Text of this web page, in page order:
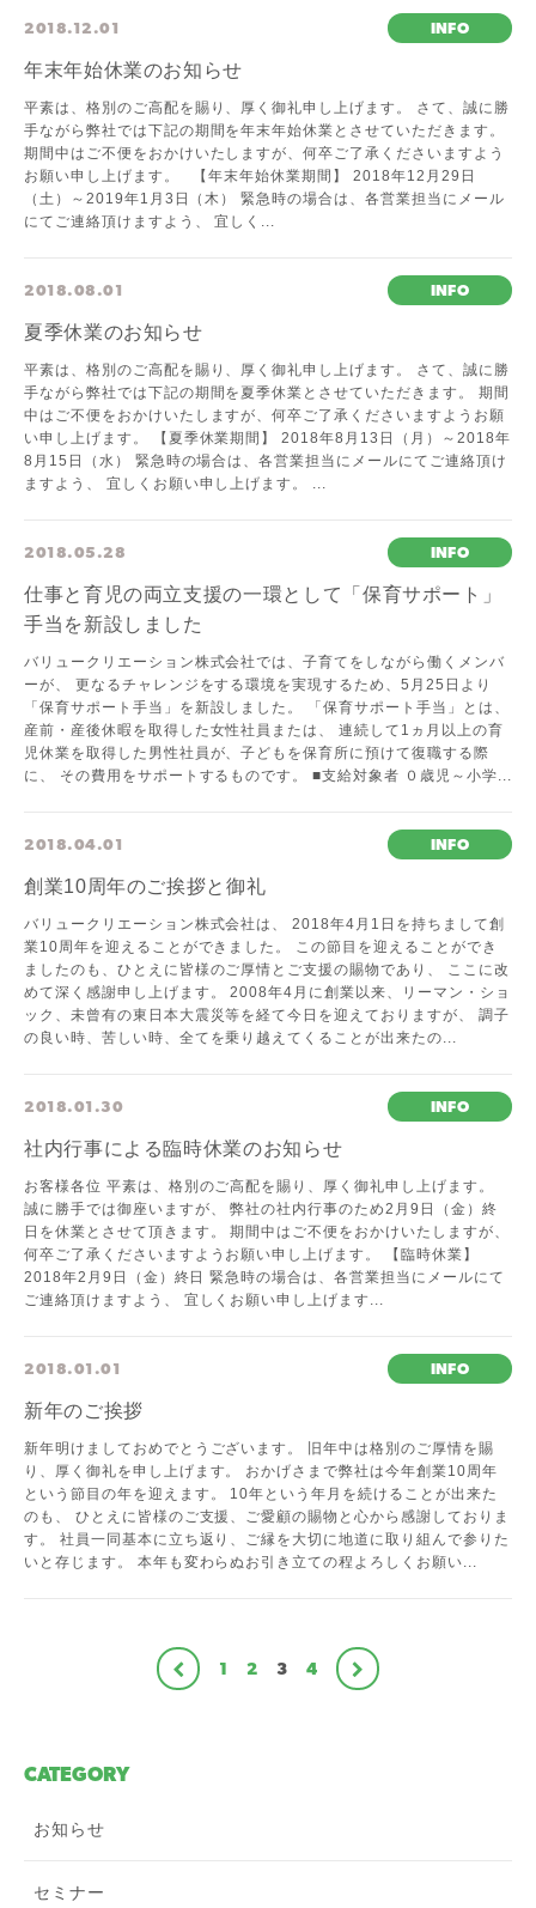
2018.12.01 INFO
年末年始休業のお知らせ
平素は、格別のご高配を賜り、厚く御礼申し上げます。 さて、誠に勝
手ながら弊社では下記の期間を年末年始休業とさせていただきます。
期間中はご不便をおかけいたしますが、何卒ご了承くださいますよう
お願い申し上げます。 【年末年始休業期間】 2018年12月29日
（土）～2019年1月3日（木） 緊急時の場合は、各営業担当にメール
にてご連絡頂けますよう、 宜しく...
2018.08.01 INFO
夏季休業のお知らせ
平素は、格別のご高配を賜り、厚く御礼申し上げます。 さて、誠に勝
手ながら弊社では下記の期間を夏季休業とさせていただきます。 期間
中はご不便をおかけいたしますが、何卒ご了承くださいますようお願
い申し上げます。 【夏季休業期間】 2018年8月13日（月）～2018年
8月15日（水） 緊急時の場合は、各営業担当にメールにてご連絡頂け
ますよう、 宜しくお願い申し上げます。 ...
2018.05.28 INFO
仕事と育児の両立支援の一環として「保育サポート」
手当を新設しました
バリュークリエーション株式会社では、子育てをしながら働くメンバ
ーが、 更なるチャレンジをする環境を実現するため、5月25日より
「保育サポート手当」を新設しました。 「保育サポート手当」とは、
産前・産後休暇を取得した女性社員または、 連続して1ヵ月以上の育
児休業を取得した男性社員が、子どもを保育所に預けて復職する際
に、 その費用をサポートするものです。 ■支給対象者 ０歳児～小学...
2018.04.01 INFO
創業10周年のご挨拶と御礼
バリュークリエーション株式会社は、 2018年4月1日を持ちまして創
業10周年を迎えることができました。 この節目を迎えることができ
ましたのも、ひとえに皆様のご厚情とご支援の賜物であり、 ここに改
めて深く感謝申し上げます。 2008年4月に創業以来、リーマン・ショ
ック、未曾有の東日本大震災等を経て今日を迎えておりますが、 調子
の良い時、苦しい時、全てを乗り越えてくることが出来たの...
2018.01.30 INFO
社内行事による臨時休業のお知らせ
お客様各位 平素は、格別のご高配を賜り、厚く御礼申し上げます。
誠に勝手では御座いますが、 弊社の社内行事のため2月9日（金）終
日を休業とさせて頂きます。 期間中はご不便をおかけいたしますが、
何卒ご了承くださいますようお願い申し上げます。 【臨時休業】
2018年2月9日（金）終日 緊急時の場合は、各営業担当にメールにて
ご連絡頂けますよう、 宜しくお願い申し上げます...
2018.01.01 INFO
新年のご挨拶
新年明けましておめでとうございます。 旧年中は格別のご厚情を賜
り、厚く御礼を申し上げます。 おかげさまで弊社は今年創業10周年
という節目の年を迎えます。 10年という年月を続けることが出来た
のも、 ひとえに皆様のご支援、ご愛顧の賜物と心から感謝しておりま
す。 社員一同基本に立ち返り、ご縁を大切に地道に取り組んで参りた
いと存じます。 本年も変わらぬお引き立ての程よろしくお願い...
1 2 3 4
CATEGORY
お知らせ
セミナー